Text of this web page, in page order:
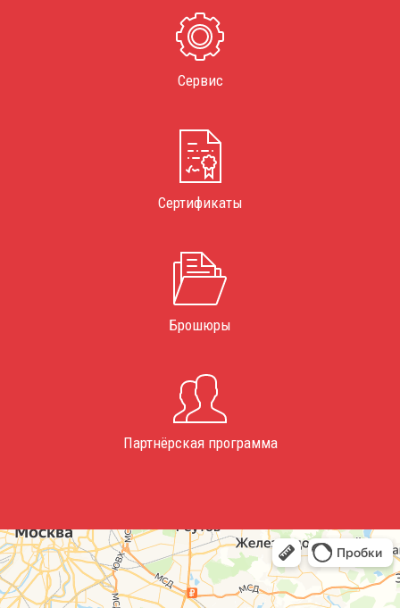
Сервис
Сертификаты
Брошюры
Партнёрская программа